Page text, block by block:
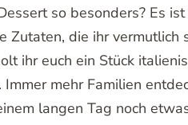
so besonders? Es
Zutaten, die ihr vermutlich
ihr euch ein Stück
mehr Familien
langen Tag noch